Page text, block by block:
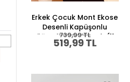
Erkek Çocuk Mont Ekose
Desenli Kapüşonlu
Düğmeli Karışık Renk (11-
12 Yaş)
519,99 TL
739,99 TL